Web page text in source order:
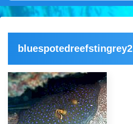
bluespotedreefstingrey2